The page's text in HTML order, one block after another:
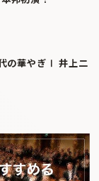
の華やぎⅠ 井上二